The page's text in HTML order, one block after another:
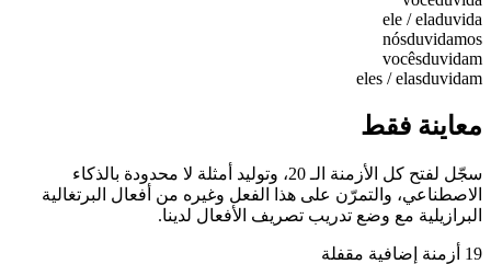
ele / eladuvida
nósduvidamos
vocêsduvidam
eles / elasduvidam
معاينة فقط
سجّل لفتح كل الأزمنة الـ 20، وتوليد أمثلة لا محدودة بالذكاء
الاصطناعي، والتمرّن على هذا الفعل وغيره من أفعال البرتغالية
البرازيلية مع وضع تدريب تصريف الأفعال لدينا.
19 أزمنة إضافية مقفلة